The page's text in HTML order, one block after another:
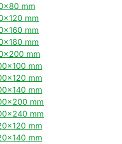
mm
mm
mm
mm
mm
mm
mm
mm
mm
mm
mm
mm